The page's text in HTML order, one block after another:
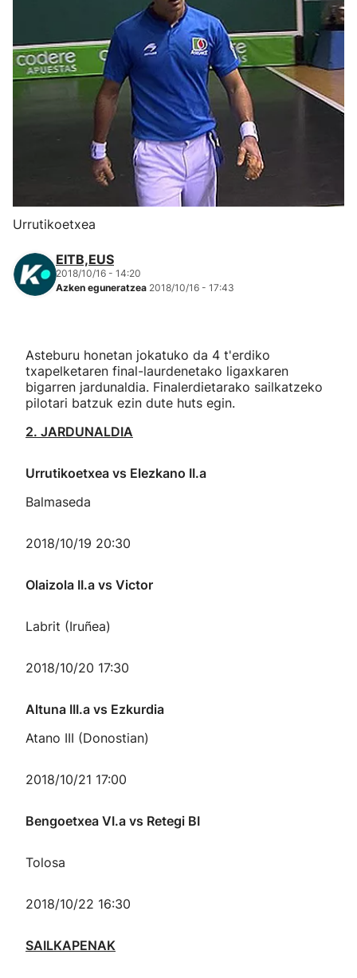
Eskubaloia
Mendi-lasterketak
"Helmuga"
Urrutikoetxea
EITB,EUS
2018/10/16 - 14:20
Azken eguneratzea 2018/10/16 - 17:43
Asteburu honetan jokatuko da 4 t'erdiko
txapelketaren final-laurdenetako ligaxkaren
bigarren jardunaldia. Finalerdietarako sailkatzeko
pilotari batzuk ezin dute huts egin.
2. JARDUNALDIA
Urrutikoetxea vs Elezkano II.a
Balmaseda
2018/10/19 20:30
Olaizola II.a vs Victor
Labrit (Iruñea)
2018/10/20 17:30
Altuna III.a vs Ezkurdia
Atano III (Donostian)
2018/10/21 17:00
Bengoetxea VI.a vs Retegi BI
Tolosa
2018/10/22 16:30
SAILKAPENAK